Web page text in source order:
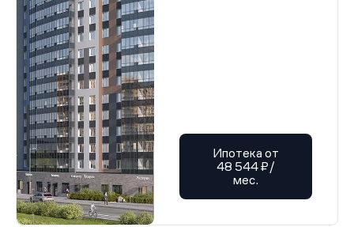
Ипотека от
48 544 ₽/
мес.